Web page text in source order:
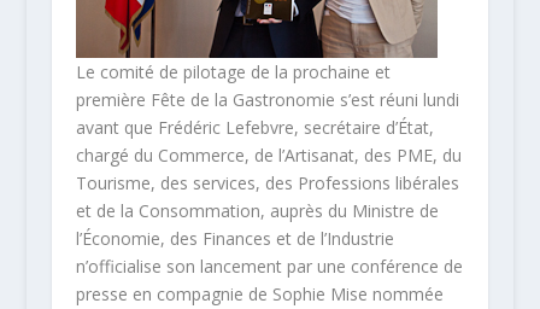
Le comité de pilotage de la prochaine et
première Fête de la Gastronomie s’est réuni lundi
avant que Frédéric Lefebvre, secrétaire d’État,
chargé du Commerce, de l’Artisanat, des PME, du
Tourisme, des services, des Professions libérales
et de la Consommation, auprès du Ministre de
l’Économie, des Finances et de l’Industrie
n’officialise son lancement par une conférence de
presse en compagnie de Sophie Mise nommée